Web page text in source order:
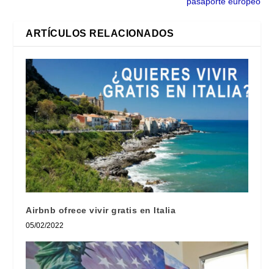
ARTÍCULOS RELACIONADOS
Airbnb ofrece vivir gratis en Italia
05/02/2022